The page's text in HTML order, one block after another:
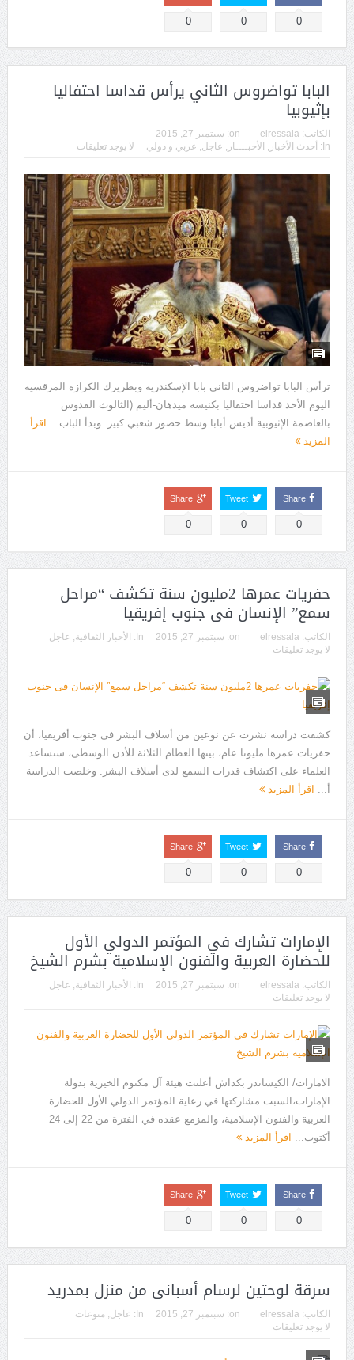
0
0
0
البابا تواضروس الثاني يرأس قداسا احتفاليا
بإثيوبيا
الكاتب: elressala
on: سبتمبر 27, 2015
In:
أحدث الأخبار , الأخبــــار , عاجل, عربي و دولي لا يوجد تعليقات
ترأس البابا تواضروس الثاني بابا الإسكندرية وبطريرك الكرازة المرقسية
اليوم الأحد قداسا احتفاليا بكنيسة ميدهان-أليم (الثالوث القدوس
بالعاصمة الإثيوبية أديس أبابا وسط حضور شعبي كبير. وبدأ الباب...
اقرأ
المزيد
Share
0
Tweet
0
Share
0
حفريات عمرها 2مليون سنة تكشف “مراحل
سمع” الإنسان فى جنوب إفريقيا
الكاتب: elressala
on: سبتمبر 27, 2015 In: الأخبار الثقافية, عاجل
لا يوجد تعليقات
كشفت دراسة نشرت عن نوعين من أسلاف البشر فى جنوب أفريقيا، أن
حفريات عمرها مليونا عام، بينها العظام الثلاثة للأذن الوسطى، ستساعد
العلماء على اكتشاف قدرات السمع لدى أسلاف البشر. وخلصت الدراسة
أ...
اقرأ المزيد
Share
0
Tweet
0
Share
0
الإمارات تشارك في المؤتمر الدولي الأول
للحضارة العربية والفنون الإسلامية بشرم الشيخ
الكاتب: elressala
on: سبتمبر 27, 2015 In: الأخبار الثقافية, عاجل
لا يوجد تعليقات
الامارات/ الكيساندر بكداش أعلنت هيئة آل مكتوم الخيرية بدولة
الإمارات،السبت مشاركتها في رعاية المؤتمر الدولي الأول للحضارة
العربية والفنون الإسلامية، والمزمع عقده في الفترة من 22 إلى 24
أكتوب... اقرأ المزيد
Share
0
Tweet
0
Share
0
سرقة لوحتين لرسام أسبانى من منزل بمدريد
الكاتب: elressala
on: سبتمبر 27, 2015 In: عاجل, منوعات
لا يوجد تعليقات